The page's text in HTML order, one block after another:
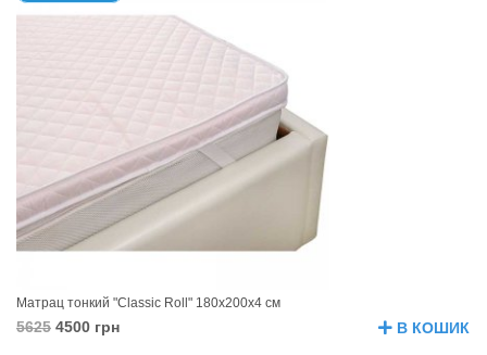
Матрац тонкий "Classic Roll" 180х200х4 см
5625 4500 грн В КОШИК